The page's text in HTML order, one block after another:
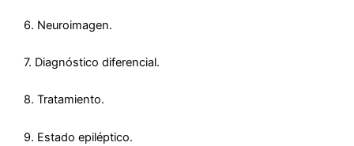
6. Neuroimagen.
7. Diagnóstico diferencial.
8. Tratamiento.
9. Estado epiléptico.